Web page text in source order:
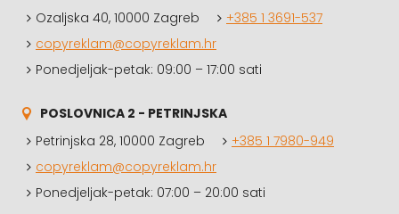
Ozaljska 40, 10000 Zagreb
+385 1 3691-537
copyreklam@copyreklam.hr
Ponedjeljak-petak: 09:00 – 17:00 sati
POSLOVNICA 2 - PETRINJSKA
Petrinjska 28, 10000 Zagreb
+385 1 7980-949
copyreklam@copyreklam.hr
Ponedjeljak-petak: 07:00 – 20:00 sati